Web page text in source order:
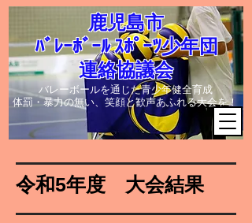
​鹿児島市
ﾊﾞﾚｰﾎﾞｰﾙ ｽﾎﾟｰﾂ少年団
連絡協議会
​バレーボールを通じた青少年健全育成
体罰・暴力の無い、笑顔と歓声あふれる大会を！
​令和5年度 大会結果